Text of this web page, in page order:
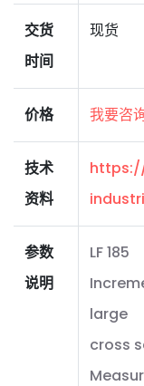
交货
时间
现货
价格 我要咨
技术
资料
参数
说明
LF 185
large
cross